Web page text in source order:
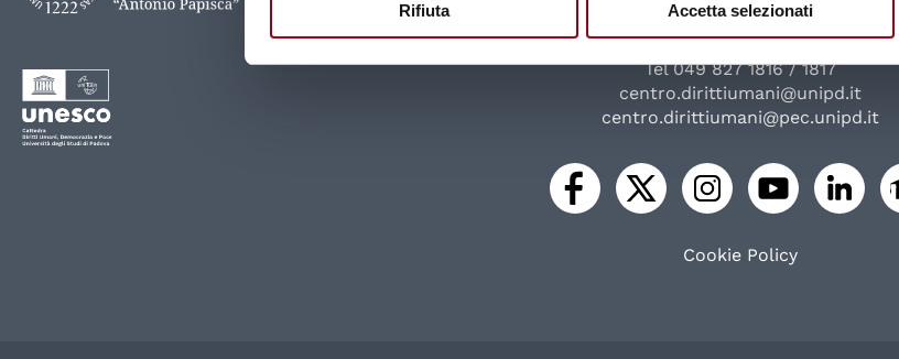
Rifiuta Accetta selezionati
Complesso Universitario
Via Beato Pellegrino, 28 - 35137 Padova
Tel 049 827 1816 / 1817
centro.dirittiumani@unipd.it
centro.dirittiumani@pec.unipd.it
Cookie Policy